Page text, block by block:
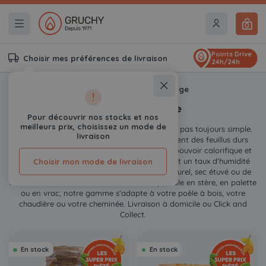
0
Choisir mes préférences de livraison
!
Pour découvrir nos stocks et nos
meilleurs prix, choisissez un mode de
livraison
Choisir mon mode de livraison
Points Drive
24h/24h
Bois de chauffage
Bois de chauffage
Trouver du bois de chauffage de qualité n'est pas toujours simple.
Chez Gruchy, nous sélectionnons exclusivement des feuillus durs
(chêne, hêtre, frêne, charme) pour leur haut pouvoir calorifique et
leur combustion propre. Nos bûches affichent un taux d'humidité
inférieur à 20 %, qu'il s'agisse de bois sec naturel, sec étuvé ou de
nos bûches densifiées Ultra Premium. Disponible en stère, en palette
ou en vrac, notre gamme s'adapte à votre poêle à bois, votre
chaudière ou votre cheminée. Livraison à domicile ou Click and
Collect.
En stock En stock